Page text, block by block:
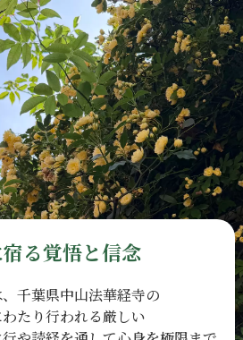
る覚悟と信念
千葉県中山法華経寺の
わたり行われる厳しい